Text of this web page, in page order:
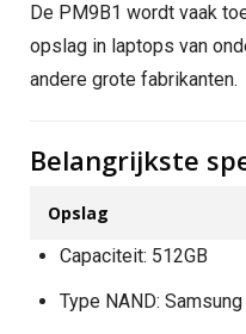
De PM9B1 wordt vaak
opslag in laptops van
andere grote fabrikanten.
Belangrijkste
Opslag
Capaciteit: 512GB
Type NAND: